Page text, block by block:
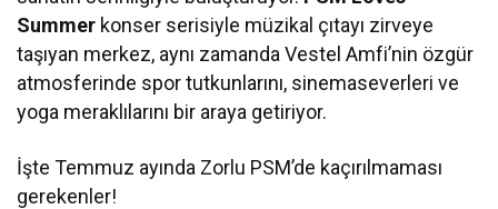
Summer konser serisiyle müzikal çıtayı zirveye
taşıyan merkez, aynı zamanda Vestel Amfi’nin özgür
atmosferinde spor tutkunlarını, sinemaseverleri ve
yoga meraklılarını bir araya getiriyor.
İşte Temmuz ayında Zorlu PSM’de kaçırılmaması
gerekenler!